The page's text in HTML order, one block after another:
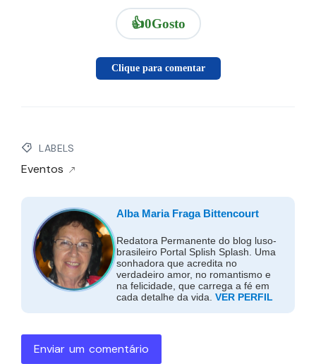
👍0Gosto
Clique para comentar
LABELS
Eventos
Alba Maria Fraga Bittencourt
Redatora Permanente do blog luso-
brasileiro Portal Splish Splash. Uma
sonhadora que acredita no
verdadeiro amor, no romantismo e
na felicidade, que carrega a fé em
cada detalhe da vida. VER PERFIL
Enviar um comentário